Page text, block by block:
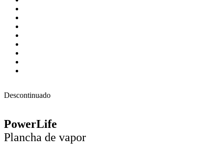
Descontinuado
PowerLife
Plancha de vapor